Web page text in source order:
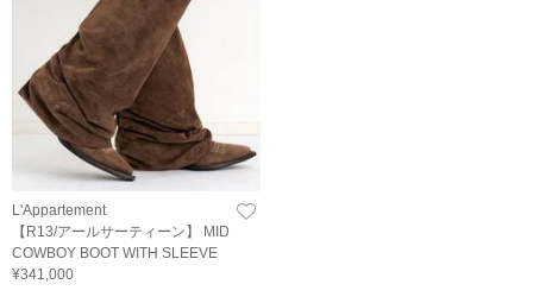
L'Appartement
【R13/アールサーティーン】 MID
COWBOY BOOT WITH SLEEVE
¥341,000